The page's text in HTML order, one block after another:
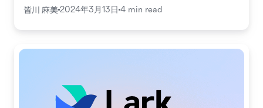
皆川 麻美2024年3月13日 4 min read